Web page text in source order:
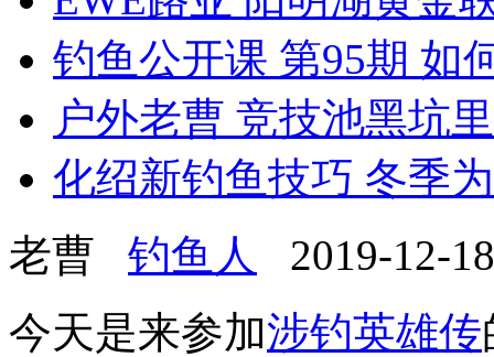
钓鱼公开课 第95期 如
户外老曹 竞技池黑坑
化绍新钓鱼技巧 冬季
老曹 钓鱼人
2019-12-
今天是来参加涉钓英雄传